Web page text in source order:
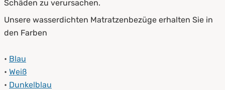
Schäden zu verursachen.
Unsere wasserdichten Matratzenbezüge erhalten Sie in
den Farben
• Blau
• Weiß
• Dunkelblau